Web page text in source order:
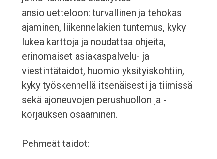
ansioluetteloon: turvallinen ja tehokas
ajaminen, liikennelakien tuntemus, kyky
lukea karttoja ja noudattaa ohjeita,
erinomaiset asiakaspalvelu- ja
viestintätaidot, huomio yksityiskohtiin,
kyky työskennellä itsenäisesti ja tiimissä
sekä ajoneuvojen perushuollon ja -
korjauksen osaaminen.
Pehmeät taidot: